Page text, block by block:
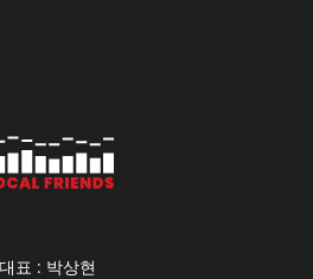
대표 : 박상현